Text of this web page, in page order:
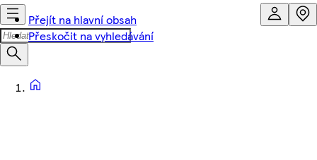
Přejít na hlavní obsah
Přeskočit na vyhledávání